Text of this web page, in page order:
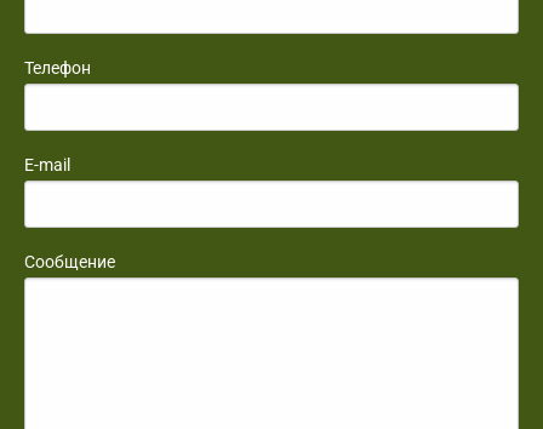
Телефон
E-mail
Сообщение